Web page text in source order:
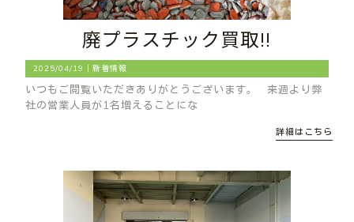
廃プラスチック買取!!
2025/04/19｜新着情報
いつもご閲覧いただきありがとうございます。 来週より弊
社の営業人員が1名増えることにな
詳細はこちら